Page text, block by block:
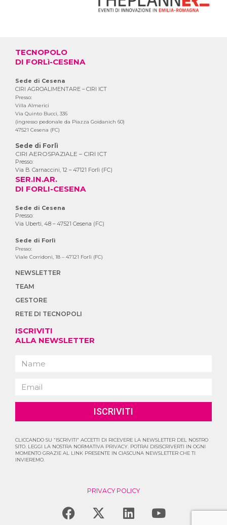
TECNOPOLO
DI FORLì-CESENA
Sede di Cesena
CIRI AGROALIMENTARE – CIRI ICT
Presso:
Villa Almerici
Via Quinto Bucci, 336
(ingresso pedonale da Piazza Goidanich 60)
47521 Cesena (FC)
Sede di Forlì
CIRI AEROSPAZIALE – CIRI ICT
Presso:
Via B. Carnaccini, 12 – 47121 Forlì (FC)
SER.IN.AR.
DI FORLI-CESENA
Sede di Cesena
Presso:
Via Uberti, 48 – 47521 Cesena (FC)
Sede di Forlì
Presso:
Viale Corridoni, 18 – 47121 Forlì (FC)
NEWSLETTER
TEAM
GESTORE
RETE DI TECNOPOLI
ISCRIVITI
ALLA NEWSLETTER
ISCRIVITI
CLICCANDO SU “ISCRIVITI” ACCETTI DI RICEVERE LA NEWSLETTER DEL NOSTRO
SITO. LEGGI LA NOSTRA NORMATIVA PRIVACY. POTRAI DISISCRIVERTI IN OGNI
MOMENTO GRAZIE AL LINK PRESENTE IN CIASCUNA NEWSLETTER CHE TI
INVIEREMO.
PRIVACY POLICY
F
a
X
-
L
i
Y
o